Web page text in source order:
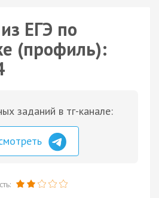
ЕГЭ по
(профиль):
заданий в тг-канале: